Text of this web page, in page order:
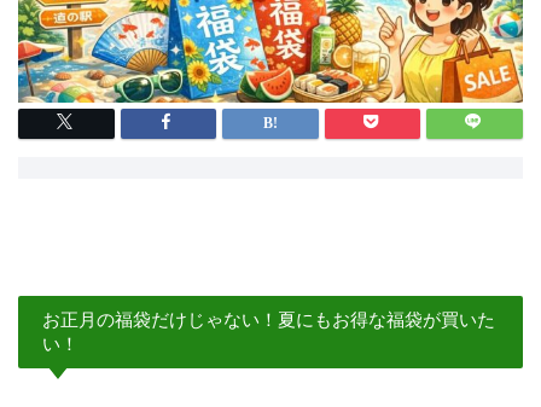
お正月の福袋だけじゃない！夏にもお得な福袋が買いた
い！